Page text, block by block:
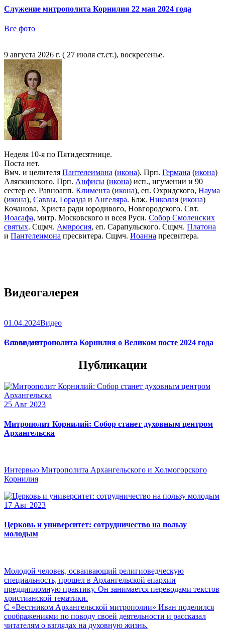
Служение митрополита Корнилия 22 мая 2024 года
Все фото
9 августа 2026 г. ( 27 июля ст.ст.), воскресенье.
Неделя 10-я по Пятидесятнице.
Поста нет.
Вмч. и целителя Пантелеимона (икона). Прп. Германа (икона)
Аляскинского. Прп. Анфисы (икона) исп., игумении и 90
сестер ее. Равноапп. Климента (икона), еп. Охридского, Наума
(икона), Саввы, Горазда и Ангеляра. Блж. Николая (икона)
Кочанова, Христа ради юродивого, Новгородского. Свт.
Иоасафа, митр. Московского и всея Руси. Собор Смоленских
святых. Сщмч. Амвросия, еп. Сарапульского. Сщмч. Платона
и Пантелеимона пресвитера. Сщмч. Иоанна пресвитера.
Видеогалерея
01.04.2024Видео
Слово митрополита Корнилия о Великом посте 2024 года
Все видео
Публикации
25 Авг 2023
Митрополит Корнилий: Собор станет духовным центром
Архангельска
Интервью Митрополита Архангельского и Холмогорского
Корнилия
17 Авг 2023
Церковь и университет: сотрудничество на пользу
молодым
Молодой человек, осваивающий религиоведческую
специальность, прошел в Архангельской епархии
преддипломную практику. Он занимается переводами текстов
христианской тематики.
С «Вестником Архангельской митрополии» Иван поделился
соображениями по поводу своей деятельности и рассказал
читателям о взглядах на духовную жизнь.